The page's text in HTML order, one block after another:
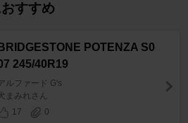
すすめ
BRIDGESTONE POTENZA S0
245/40R19
ルファード G's
まみれさん
17
0